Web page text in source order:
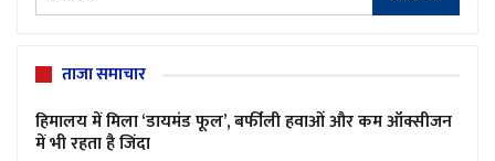
ताजा समाचार
हिमालय में मिला ‘डायमंड फूल’, बर्फीली हवाओं और कम ऑक्सीजन
में भी रहता है जिंदा